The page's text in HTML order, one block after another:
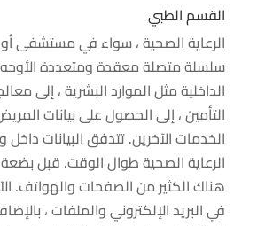
القسم الطبي
الرعاية الصحية ، سواء في مستشفى
سلسلة متصلة معقدة ومتعددة
الداخلية مثل الموارد البشرية ، إلى
التأمين ، إلى الحصول على بيانات
الخدمات الآخرين. تتدفق البيانات
الرعاية الصحية طوال الوقت. قبل
هناك الكثير من الصفحات والهواتف.
في البريد الإلكتروني والملفات ،